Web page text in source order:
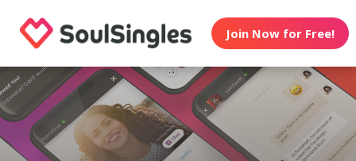
Join Now for Free!